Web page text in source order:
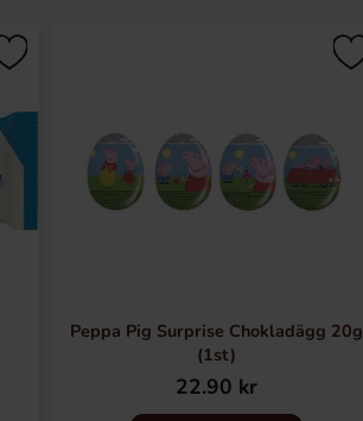
Peppa Pig Surprise Chokladägg 20g
(1st)
22.90 kr